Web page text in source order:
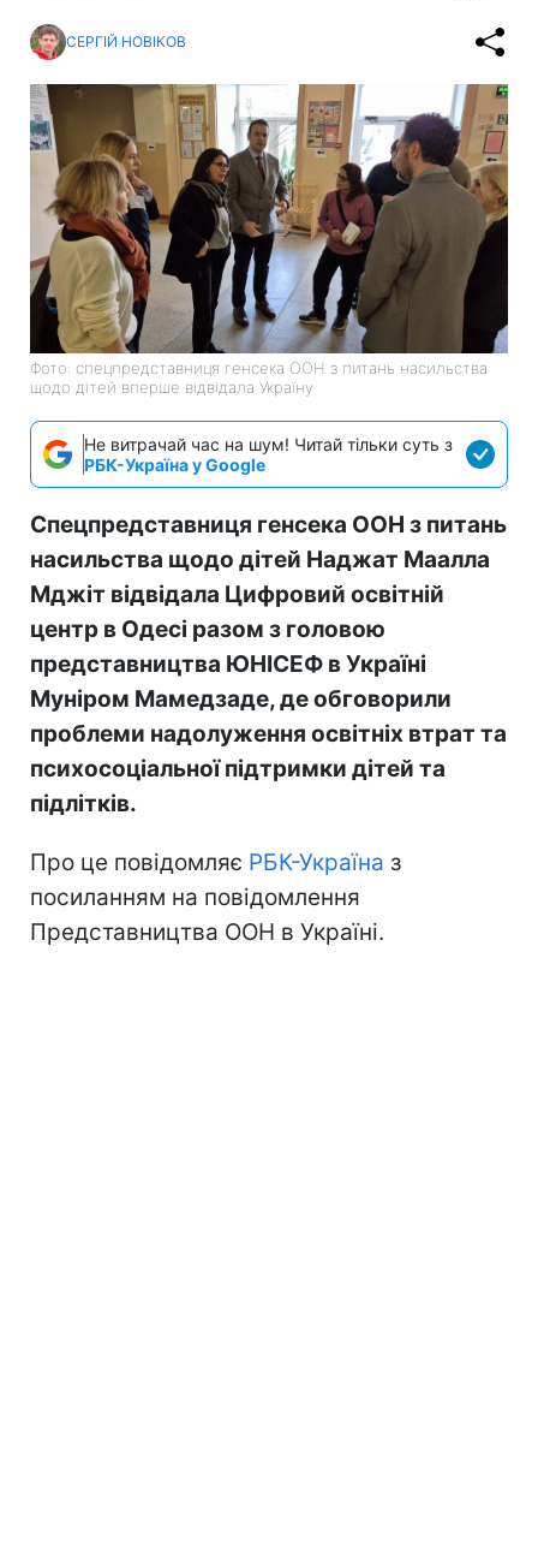
СЕРГІЙ НОВІКОВ
Фото: спецпредставниця генсека ООН з питань насильства
щодо дітей вперше відвідала Україну
Не витрачай час на шум! Читай тільки суть з
РБК-Україна у Google
Спецпредставниця генсека ООН з питань
насильства щодо дітей Наджат Маалла
Мджіт відвідала Цифровий освітній
центр в Одесі разом з головою
представництва ЮНІСЕФ в Україні
Муніром Мамедзаде, де обговорили
проблеми надолуження освітніх втрат та
психосоціальної підтримки дітей та
підлітків.
Про це повідомляє РБК-Україна з
посиланням на повідомлення
Представництва ООН в Україні.